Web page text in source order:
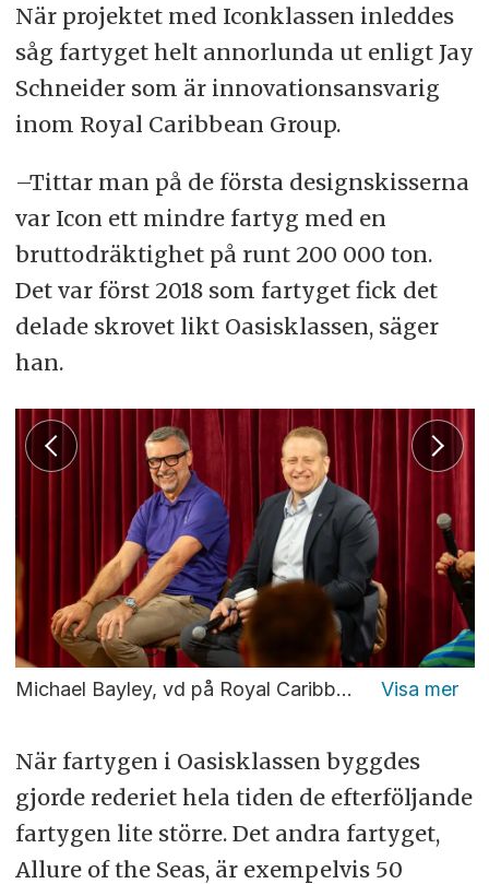
När projektet med Iconklassen inleddes
såg fartyget helt annorlunda ut enligt Jay
Schneider som är innovationsansvarig
inom Royal Caribbean Group.
–Tittar man på de första designskisserna
var Icon ett mindre fartyg med en
bruttodräktighet på runt 200 000 ton.
Det var först 2018 som fartyget fick det
delade skrovet likt Oasisklassen, säger
han.
Michael Bayley, vd på Royal Caribbean International och Jason Liberty, vd på Royal Caribbean Group. Foto: Christopher Kullenberg Rothvall
När fartygen i Oasisklassen byggdes
gjorde rederiet hela tiden de efterföljande
fartygen lite större. Det andra fartyget,
Allure of the Seas, är exempelvis 50